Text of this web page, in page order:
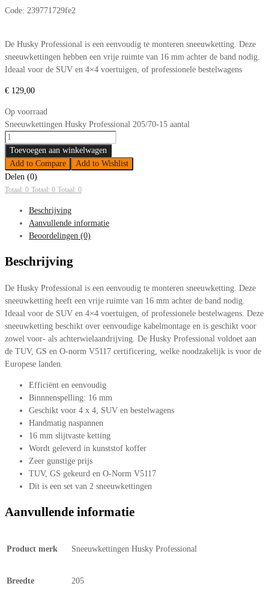
Code: 239771729fe2
De Husky Professional is een eenvoudig te monteren sneeuwketting. Deze
sneeuwkettingen hebben een vrije ruimte van 16 mm achter de band nodig.
Ideaal voor de SUV en 4×4 voertuigen, of professionele bestelwagens
€ 129,00
Op voorraad
Sneeuwkettingen Husky Professional 205/70-15 aantal
Toevoegen aan winkelwagen
Add to Compare
Add to Wishlist
Delen (0)
Totaal: 0 Totaal: 0 Totaal: 0
Beschrijving
Aanvullende informatie
Beoordelingen (0)
Beschrijving
De Husky Professional is een eenvoudig te monteren sneeuwketting. Deze
sneeuwketting heeft een vrije ruimte van 16 mm achter de band nodig.
Ideaal voor de SUV en 4×4 voertuigen, of professionele bestelwagens. Deze
sneeuwketting beschikt over eenvoudige kabelmontage en is geschikt voor
zowel voor- als achterwielaandrijving. De Husky Professional voldoet aan
de TUV, GS en O-norm V5117 certificering, welke noodzakelijk is voor de
Europese landen.
Efficiënt en eenvoudig
Binnnenspelling: 16 mm
Geschikt voor 4 x 4, SUV en bestelwagens
Handmatig naspannen
16 mm slijtvaste ketting
Wordt geleverd in kunststof koffer
Zeer gunstige prijs
TUV, GS gekeurd en O-Norm V5117
Dit is een set van 2 sneeuwkettingen
Aanvullende informatie
Product merk Sneeuwkettingen Husky Professional
Breedte 205